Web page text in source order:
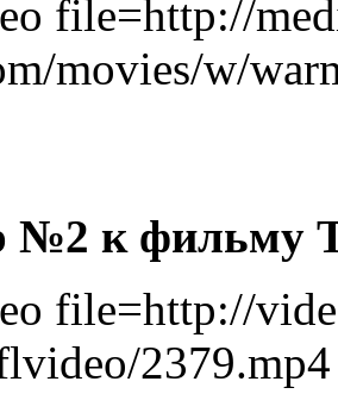
file=http://
movies/w/
№2 к фильму
file=http://